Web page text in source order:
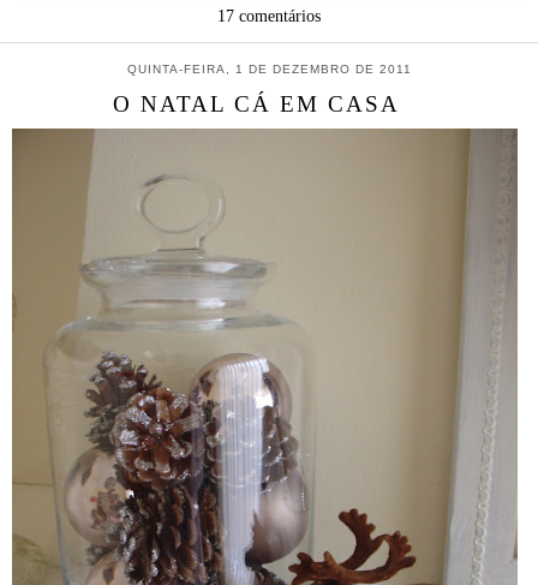
17 comentários
QUINTA-FEIRA, 1 DE DEZEMBRO DE 2011
O NATAL CÁ EM CASA